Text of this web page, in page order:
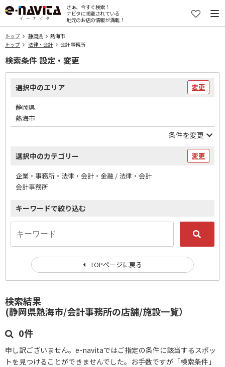
さぁ、今すぐ検索！
ナビタに掲載されている
地元のお店の情報が満載！
トップ 静岡県
熱海市
トップ
法律・会計 会計事務所
検索結果
(静岡県熱海市/会計事務所の店舗/施設一覧）
0件
申し訳ございません。e-navitaではご指定の条件に該当するスポッ
トを見つけることができませんでした。お手数ですが「検索条件」
検索条件 設定・変更
選択中のエリア 変更
静岡県
熱海市
条件を変更
選択中のカテゴリー 変更
企業・事務所・法律・会計・金融 / 法律・会計
会計事務所
キーワードで絞り込む
TOPページに戻る